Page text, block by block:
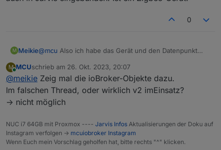
0
M Meikie@mcu Also ich habe das Gerät und den Datenpunkt
M
Online
MCUschrieb am 26. Okt. 2023, 20:07
zuletzt editiert von
@meikie Zeig mal die ioBroker-Objekte dazu.
Im falschen Thread, oder wirklich v2 imEinsatz?
-> nicht möglich
NUC i7 64GB mit Proxmox ---- Jarvis Infos Aktualisierungen der Doku auf
Instagram verfolgen -> mcuiobroker Instagram
Wenn Euch mein Vorschlag geholfen hat, bitte rechts "^" klicken.